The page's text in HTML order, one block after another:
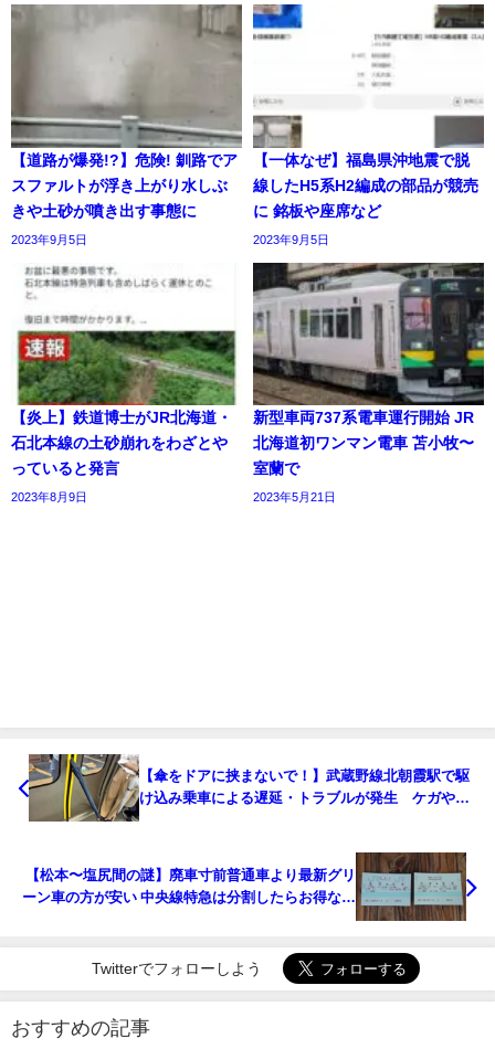
【道路が爆発!?】危険! 釧路でア
スファルトが浮き上がり水しぶ
きや土砂が噴き出す事態に
2023年9月5日
【一体なぜ】福島県沖地震で脱
線したH5系H2編成の部品が競売
に 銘板や座席など
2023年9月5日
【炎上】鉄道博士がJR北海道・
石北本線の土砂崩れをわざとや
っていると発言
2023年8月9日
新型車両737系電車運行開始 JR
北海道初ワンマン電車 苫小牧〜
室蘭で
2023年5月21日
【傘をドアに挟まないで！】武蔵野線北朝霞駅で駆
け込み乗車による遅延・トラブルが発生 ケガや事
【松本〜塩尻間の謎】廃車寸前普通車より最新グリ
ーン車の方が安い 中央線特急は分割したらお得な訳
Twitterでフォローしよう
おすすめの記事